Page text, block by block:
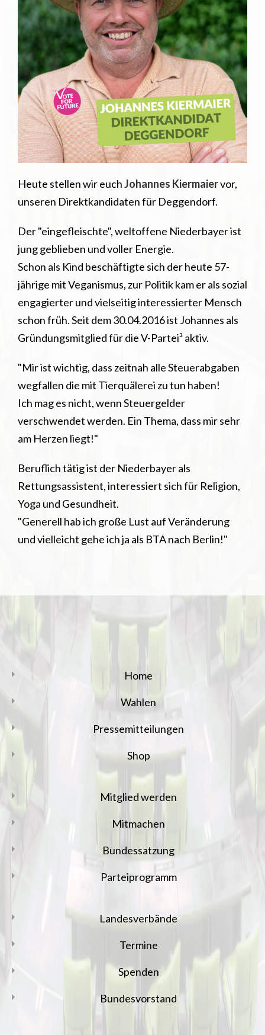
Heute stellen wir euchJohannes Kiermaiervor,
unseren Direktkandidaten für Deggendorf.
Der "eingefleischte", weltoffene Niederbayer ist
jung geblieben und voller Energie.
Schon als Kind beschäftigte sich der heute 57-
jährige mit Veganismus, zur Politik kam er als sozial
engagierter und vielseitig interessierter Mensch
schon früh. Seit dem 30.04.2016 ist Johannes als
Gründungsmitglied für die V-Partei³ aktiv.
"Mir ist wichtig, dass zeitnah alle Steuerabgaben
wegfallen die mit Tierquälerei zu tun haben!
Ich mag es nicht, wenn Steuergelder
verschwendet werden. Ein Thema, dass mir sehr
am Herzen liegt!"
Beruflich tätig ist der Niederbayer als
Rettungsassistent, interessiert sich für Religion,
Yoga und Gesundheit.
"Generell hab ich große Lust auf Veränderung
und vielleicht gehe ich ja als BTA nach Berlin!"
Home
Wahlen
Pressemitteilungen
Shop
Mitglied werden
Mitmachen
Bundessatzung
Parteiprogramm
Landesverbände
Termine
Spenden
Bundesvorstand